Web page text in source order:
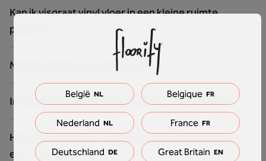
Kan ik visgraat vinyl vloer in een kleine ruimte
plaatsen?
Mag je Floorify overal plaatsen?
In welke legrichting plaats je jouw vloer het best?
Hoeveel snijverlies moet je rekenen bij aankoop van
een vinyl vloer?
België NL Belgique FR
Nederland NL France FR
Deutschland DE Great Britain EN